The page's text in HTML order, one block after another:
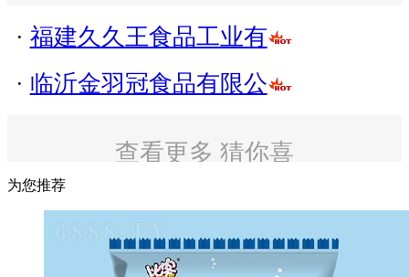
· 福建久久王食品工业有
· 临沂金羽冠食品有限公
查看更多 猜你喜
为您推荐